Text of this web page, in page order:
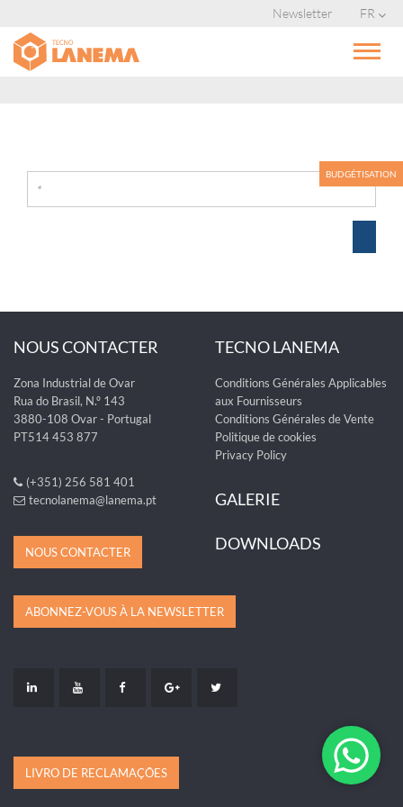
FR
Newsletter
BUDGÉTISATION
NOUS CONTACTER
Zona Industrial de Ovar
Rua do Brasil, N.º 143
3880-108 Ovar - Portugal
PT514 453 877
(+351) 256 581 401
tecnolanema@lanema.pt
NOUS CONTACTER
TECNO LANEMA
Conditions Générales Applicables
aux Fournisseurs
Conditions Générales de Vente
Politique de cookies
Privacy Policy
GALERIE
DOWNLOADS
ABONNEZ-VOUS À LA NEWSLETTER
LIVRO DE RECLAMAÇÕES